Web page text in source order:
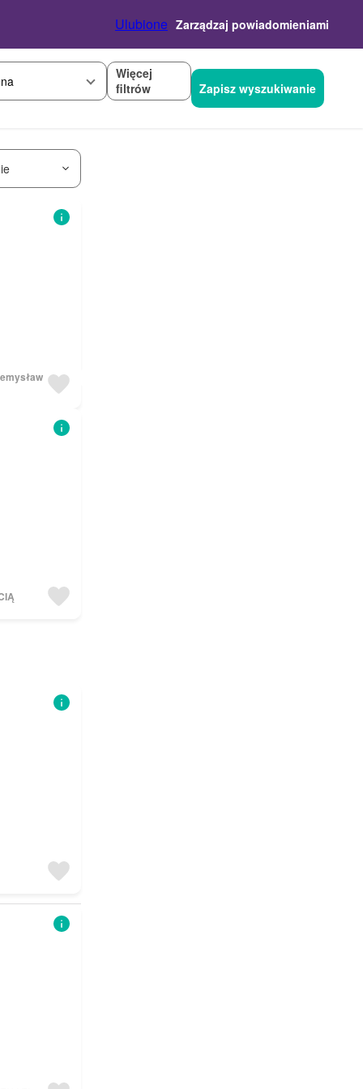
Ulubione Zarządzaj powiadomieniami
Więcej
filtrów
Zapisz wyszukiwanie